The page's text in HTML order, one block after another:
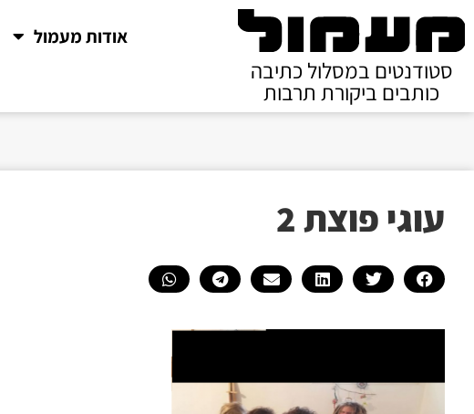
סטודנטים במסלול כתיבה
כותבים ביקורת תרבות
אודות מעמול
עוגי פוצת 2